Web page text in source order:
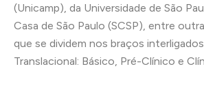
(Unicamp), da Universidade de São
Casa de São Paulo (SCSP), entre
que se dividem nos braços
Translacional: Básico, Pré-Clínico e